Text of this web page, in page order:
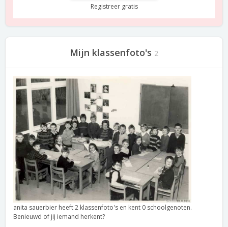
Registreer gratis
Mijn klassenfoto's 2
anita sauerbier heeft 2 klassenfoto's en kent 0 schoolgenoten.
Benieuwd of jij iemand herkent?